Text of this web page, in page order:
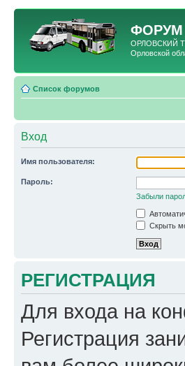
ФОРУМ
ОРЛОВСКИЙ
Орловской
Список форумов
Вход
Имя пользователя:
Пароль:
Забыли
Скрыть
РЕГИСТРАЦИЯ
Для входа на
Регистрация